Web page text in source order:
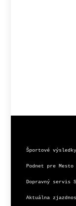
Športové výsledky
Podnet pre
Dopravný servis
Aktuálna